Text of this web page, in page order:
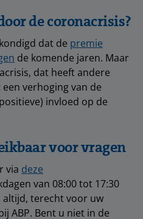
de coronacrisis?
dat de premie
de komende jaren. Maar
dat heeft andere
verhoging van de
invloed op de
voor vragen
via deze
van 08:00 tot 17:30
altijd, terecht voor uw
ABP. Bent u niet in de